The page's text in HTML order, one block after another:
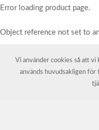
Error loading product page.
Object reference not set to
© NORDIC HOTEL
Vi använder cookies så att vi
används huvudsakligen